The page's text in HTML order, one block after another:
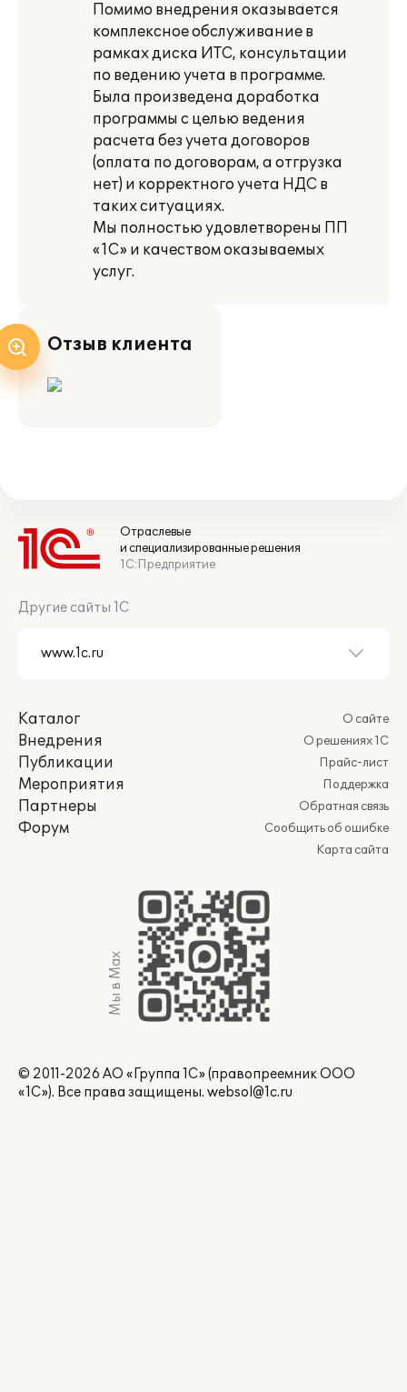
Помимо внедрения оказывается
комплексное обслуживание в
рамках диска ИТС, консультации
по ведению учета в программе.
Была произведена доработка
программы с целью ведения
расчета без учета договоров
(оплата по договорам, а отгрузка
нет) и корректного учета НДС в
таких ситуациях.
Мы полностью удовлетворены ПП
«1С» и качеством оказываемых
услуг.
Отзыв клиента
Отраслевые
и специализированные решения
1С:Предприятие
Другие сайты 1С
Каталог
Внедрения
Публикации
Мероприятия
Партнеры
Форум
О сайте
О решениях 1С
Прайс-лист
Поддержка
Обратная связь
Сообщить об ошибке
Карта сайта
Мы в Max
© 2011-2026 АО «Группа 1С» (правопреемник ООО
«1С»). Все права защищены. websol@1c.ru